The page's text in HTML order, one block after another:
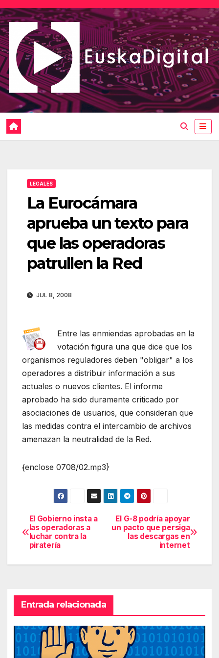
Saltar
al
contenido
LEGALES
La Eurocámara
aprueba un texto para
que las operadoras
patrullen la Red
JUL 8, 2008
Entre las enmiendas aprobadas en la
votación figura una que dice que los
organismos reguladores deben "obligar" a los
operadores a distribuir información a sus
actuales o nuevos clientes. El informe
aprobado ha sido duramente criticado por
asociaciones de usuarios, que consideran que
las medidas contra el intercambio de archivos
amenazan la neutralidad de la Red.
{enclose 0708/02.mp3}
Navegación
de
entradas
El G-8 podría apoyar
un pacto que persiga
las descargas en
internet
El Gobierno insta a
las operadoras a
luchar contra la
piratería
Entrada relacionada